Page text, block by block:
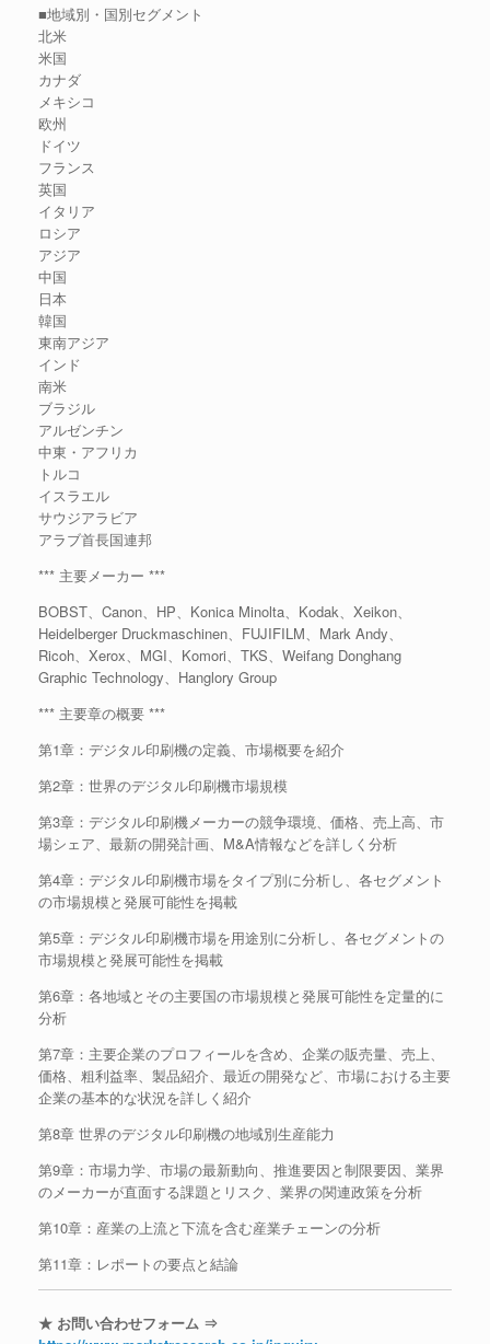
■地域別・国別セグメント
北米
米国
カナダ
メキシコ
欧州
ドイツ
フランス
英国
イタリア
ロシア
アジア
中国
日本
韓国
東南アジア
インド
南米
ブラジル
アルゼンチン
中東・アフリカ
トルコ
イスラエル
サウジアラビア
アラブ首長国連邦
*** 主要メーカー ***
BOBST、Canon、HP、Konica Minolta、Kodak、Xeikon、
Heidelberger Druckmaschinen、FUJIFILM、Mark Andy、
Ricoh、Xerox、MGI、Komori、TKS、Weifang Donghang
Graphic Technology、Hanglory Group
*** 主要章の概要 ***
第1章：デジタル印刷機の定義、市場概要を紹介
第2章：世界のデジタル印刷機市場規模
第3章：デジタル印刷機メーカーの競争環境、価格、売上高、市
場シェア、最新の開発計画、M&A情報などを詳しく分析
第4章：デジタル印刷機市場をタイプ別に分析し、各セグメント
の市場規模と発展可能性を掲載
第5章：デジタル印刷機市場を用途別に分析し、各セグメントの
市場規模と発展可能性を掲載
第6章：各地域とその主要国の市場規模と発展可能性を定量的に
分析
第7章：主要企業のプロフィールを含め、企業の販売量、売上、
価格、粗利益率、製品紹介、最近の開発など、市場における主要
企業の基本的な状況を詳しく紹介
第8章 世界のデジタル印刷機の地域別生産能力
第9章：市場力学、市場の最新動向、推進要因と制限要因、業界
のメーカーが直面する課題とリスク、業界の関連政策を分析
第10章：産業の上流と下流を含む産業チェーンの分析
第11章：レポートの要点と結論
★ お問い合わせフォーム ⇒